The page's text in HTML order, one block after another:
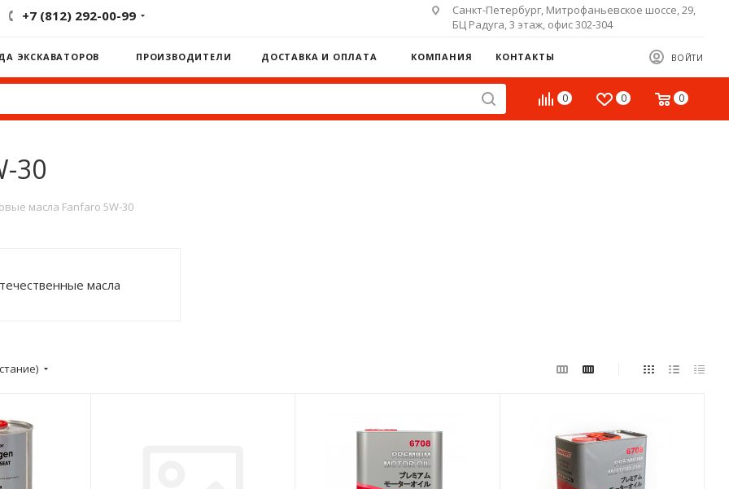
+7 (812) 292-00-99
Санкт-Петербург, Митрофаньевское шоссе, 29,
БЦ Радуга, 3 этаж, офис 302-304
ВОЙТИ
ЭКСКАВАТОРОВ ПРОИЗВОДИТЕЛИ ДОСТАВКА И ОПЛАТА КОМПАНИЯ КОНТАКТЫ
0 0 0
30
масла Fanfaro 5W-30
масла